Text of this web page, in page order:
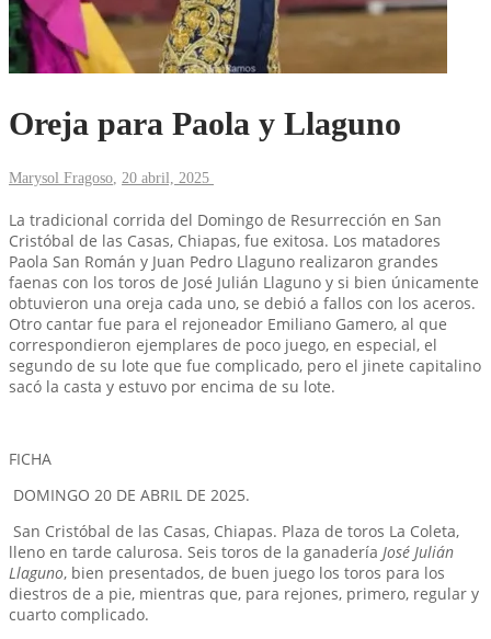
Oreja para Paola y Llaguno
Marysol Fragoso, 20 abril, 2025
La tradicional corrida del Domingo de Resurrección en San
Cristóbal de las Casas, Chiapas, fue exitosa. Los matadores
Paola San Román y Juan Pedro Llaguno realizaron grandes
faenas con los toros de José Julián Llaguno y si bien únicamente
obtuvieron una oreja cada uno, se debió a fallos con los aceros.
Otro cantar fue para el rejoneador Emiliano Gamero, al que
correspondieron ejemplares de poco juego, en especial, el
segundo de su lote que fue complicado, pero el jinete capitalino
sacó la casta y estuvo por encima de su lote.
FICHA
DOMINGO 20 DE ABRIL DE 2025.
San Cristóbal de las Casas, Chiapas. Plaza de toros La Coleta,
lleno en tarde calurosa. Seis toros de la ganadería José Julián
Llaguno, bien presentados, de buen juego los toros para los
diestros de a pie, mientras que, para rejones, primero, regular y
cuarto complicado.